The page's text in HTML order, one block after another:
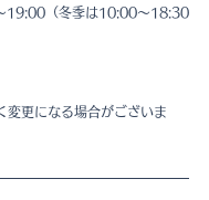
19:00（冬季は10:00～18:30
更になる場合がございま